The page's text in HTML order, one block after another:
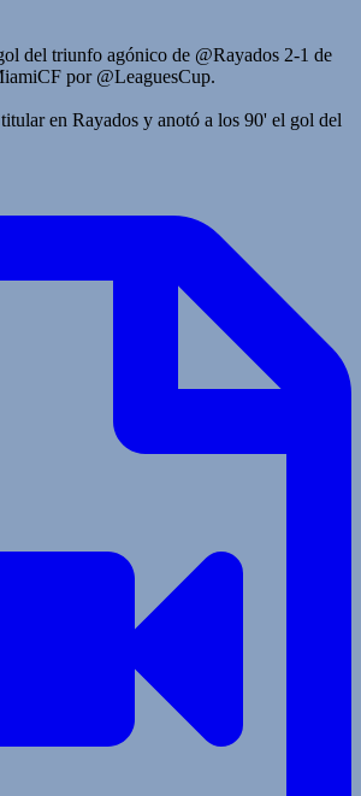
del triunfo agónico de @Rayados 2-1 de
por @LeaguesCup.
en Rayados y anotó a los 90' el gol del